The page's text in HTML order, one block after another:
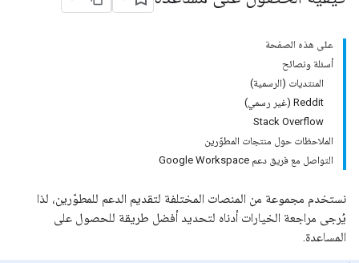
على هذه الصفحة
أسئلة ونصائح
المنتديات (الرسمية)
‫Reddit (غير رسمي)
Stack Overflow
الملاحظات حول منتجات المطوّرين
التواصل مع فريق دعم Google Workspace
نستخدم مجموعة من المنصات المختلفة لتقديم الدعم للمطوّرين، لذا
يُرجى مراجعة الخيارات أدناه لتحديد أفضل طريقة للحصول على
المساعدة.